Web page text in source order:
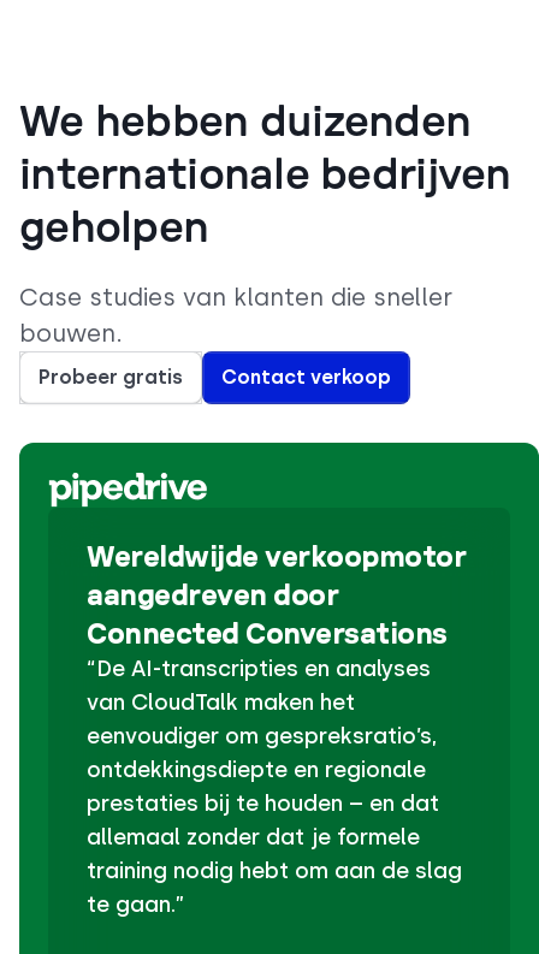
We hebben duizenden
internationale bedrijven
geholpen
Case studies van klanten die sneller
bouwen.
Probeer gratis Contact verkoop
Wereldwijde verkoopmotor
aangedreven door
Connected Conversations
“De AI-transcripties en analyses
van CloudTalk maken het
eenvoudiger om gespreksratio’s,
ontdekkingsdiepte en regionale
prestaties bij te houden – en dat
allemaal zonder dat je formele
training nodig hebt om aan de slag
te gaan.”